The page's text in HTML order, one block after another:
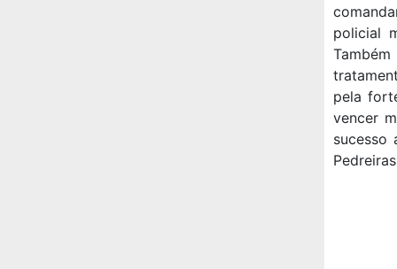
policial
pela
vencer
sucesso